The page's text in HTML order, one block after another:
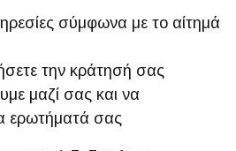
σύμφωνα με το αίτημά
την κράτησή σας
μαζί σας και να
ερωτήματά σας